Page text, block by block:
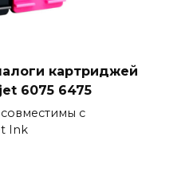
картриджей
6075 6475
с
Ink